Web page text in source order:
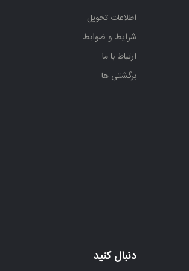
اطلاعات تحویل
شرایط و ضوابط
ارتباط با ما
برگشتی ها
دنبال کنید